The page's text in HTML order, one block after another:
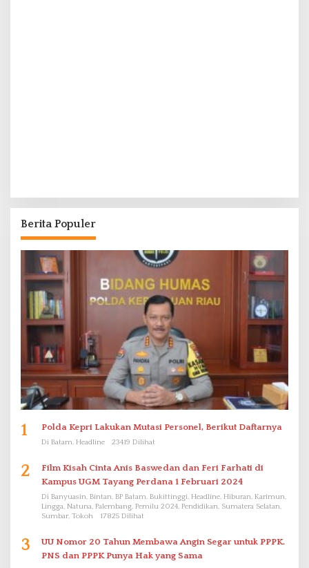
Berita Populer
1 Polda Kepri Lakukan Mutasi Personel, Berikut Daftarnya
Di Batam, Headline 23419 Dilihat
2
Film Kisah Cinta Anis Baswedan dan Feri Farhati di
Kampus UGM Tayang Perdana 1 Februari 2024
Di Banyuasin, Bintan, BP Batam, Bukittinggi, Headline, Hiburan, Karimun,
Lingga, Natuna, Palembang, Pemilu 2024, Pendidikan, Sumatera Selatan,
Sumbar, Tokoh
17825 Dilihat
3
UU Nomor 20 Tahun Membawa Angin Segar untuk PPPK.
PNS dan PPPK Punya Hak yang Sama